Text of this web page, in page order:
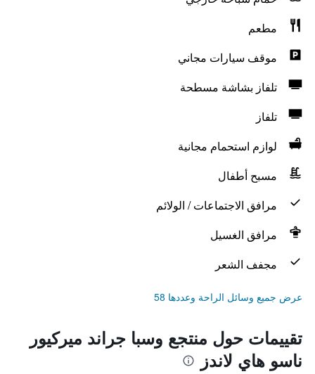
مطعم
موقف سيارات مجاني
تلفاز بشاشة مسطحة
تلفاز
لوازم استحمام مجانية
مسبح أطفال
مرافق الاجتماعات / الولائم
مرافق الغسيل
مجفف الشعر
عرض جميع وسائل الراحة وعددها 58
تقييمات حول منتجع وسبا جراند ميركيور
ناسو هاي لاندز